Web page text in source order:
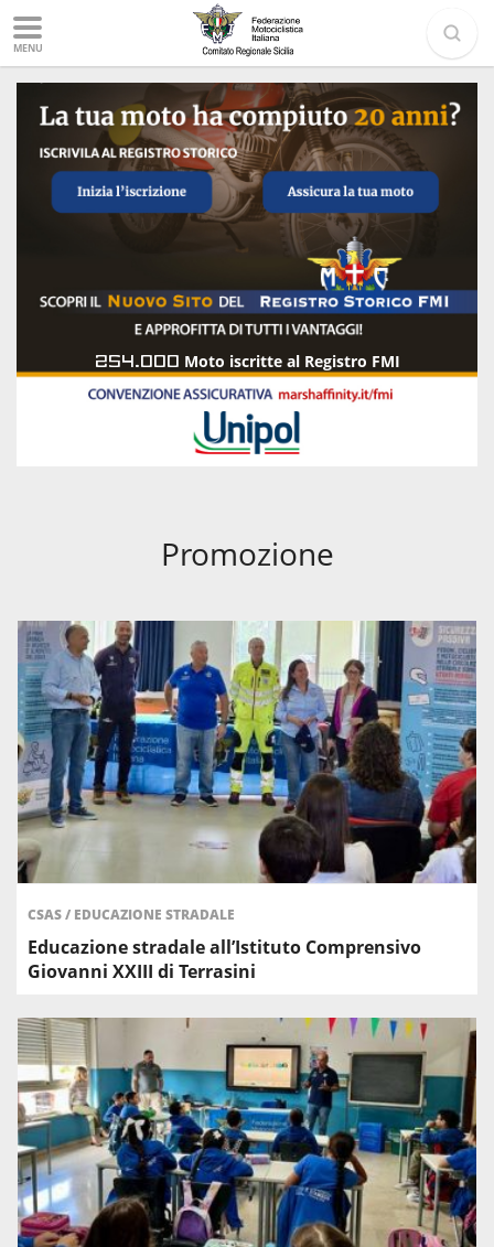
MENU
254.000 Moto iscritte al Registro FMI
Promozione
CSAS/ EDUCAZIONE STRADALE
Educazione stradale all’Istituto Comprensivo
Giovanni XXIII di Terrasini